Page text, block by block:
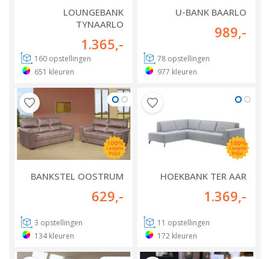
LOUNGEBANK
TYNAARLO
1.365,-
160 opstellingen
651 kleuren
U-BANK BAARLO
989,-
78 opstellingen
977 kleuren
BANKSTEL OOSTRUM
629,-
3 opstellingen
134 kleuren
HOEKBANK TER AAR
1.369,-
11 opstellingen
172 kleuren